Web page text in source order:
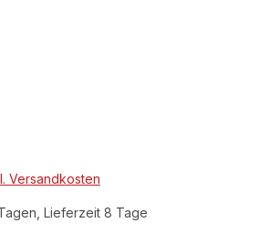
Versandkosten
Lieferzeit 8 Tage